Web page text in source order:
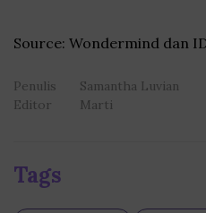
Source: Wondermind dan
Penulis
Samantha Luvian
Editor
Marti
Tags